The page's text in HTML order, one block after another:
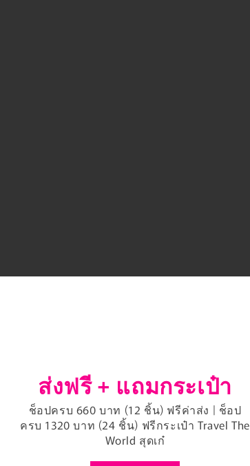
ส่งฟรี + แถมกระเป๋า
ช็อปครบ 660 บาท (12 ชิ้น) ฟรีค่าส่ง | ช็อป
ครบ 1320 บาท (24 ชิ้น) ฟรีกระเป๋า Travel The
World สุดเก๋